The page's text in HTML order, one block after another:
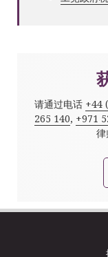
请通过电话 +44
265 140, +971